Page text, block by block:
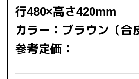
行480×高さ420mm
カラー：ブラウン（合
参考定価：